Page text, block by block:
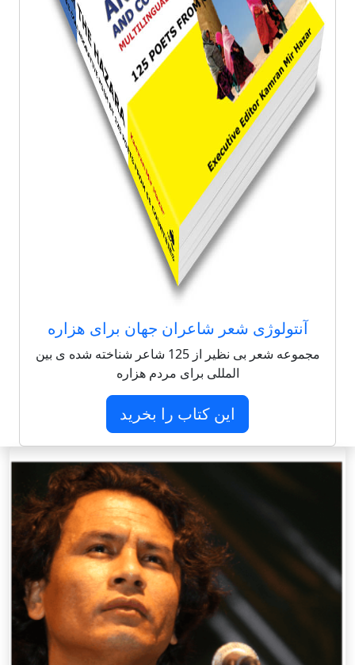
آنتولوژی شعر شاعران جهان برای هزاره
مجموعه شعر بی نظیر از 125 شاعر شناخته شده ی بین
المللی برای مردم هزاره
این کتاب را بخرید